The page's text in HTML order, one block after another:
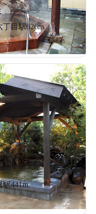
目駅626m
441m